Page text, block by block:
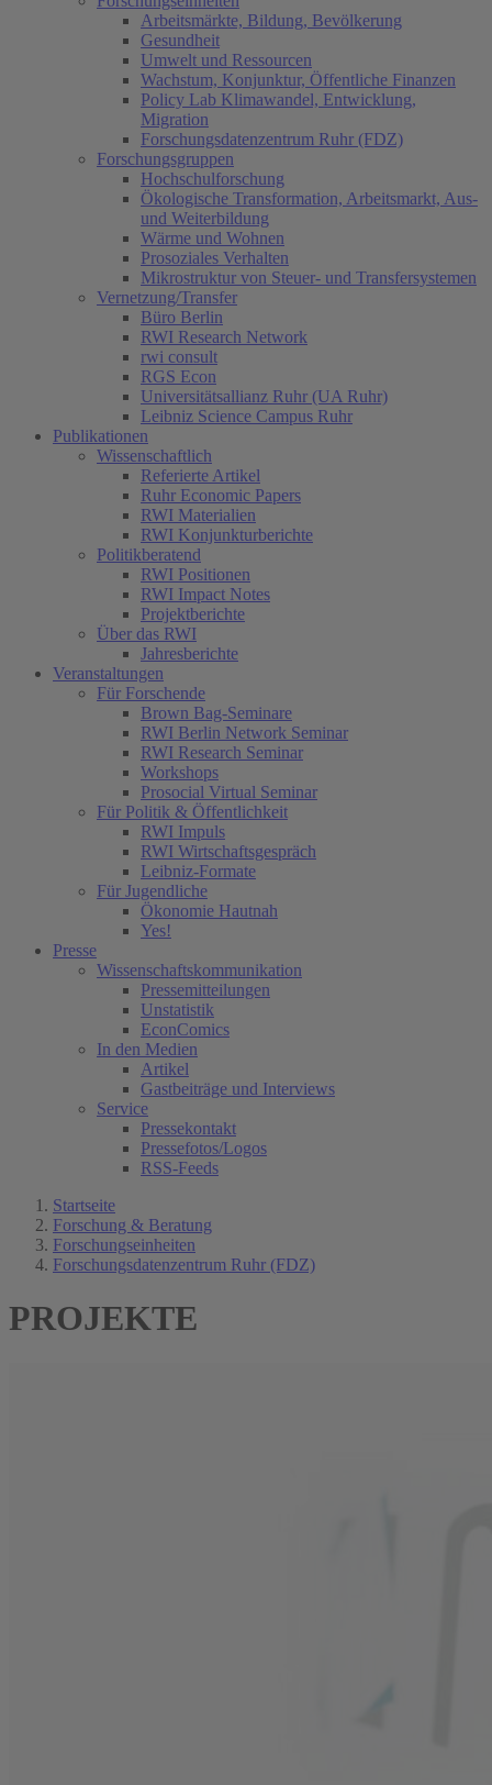
Arbeitsmärkte, Bildung, Bevölkerung
Gesundheit
Umwelt und Ressourcen
Wachstum, Konjunktur, Öffentliche Finanzen
Policy Lab Klimawandel, Entwicklung,
Migration
Forschungsdatenzentrum Ruhr (FDZ)
Forschungsgruppen
Hochschulforschung
Ökologische Transformation, Arbeitsmarkt, Aus-
und Weiterbildung
Wärme und Wohnen
Prosoziales Verhalten
Mikrostruktur von Steuer- und Transfersystemen
Vernetzung/Transfer
Büro Berlin
RWI Research Network
rwi consult
RGS Econ
Universitätsallianz Ruhr (UA Ruhr)
Leibniz Science Campus Ruhr
Publikationen
Wissenschaftlich
Referierte Artikel
Ruhr Economic Papers
RWI Materialien
RWI Konjunkturberichte
Politikberatend
RWI Positionen
RWI Impact Notes
Projektberichte
Über das RWI
Jahresberichte
Veranstaltungen
Für Forschende
Brown Bag-Seminare
RWI Berlin Network Seminar
RWI Research Seminar
Workshops
Prosocial Virtual Seminar
Für Politik & Öffentlichkeit
RWI Impuls
RWI Wirtschaftsgespräch
Leibniz-Formate
Für Jugendliche
Ökonomie Hautnah
Yes!
Presse
Wissenschaftskommunikation
Pressemitteilungen
Unstatistik
EconComics
In den Medien
Artikel
Gastbeiträge und Interviews
Service
Pressekontakt
Pressefotos/Logos
RSS-Feeds
Startseite
Forschung & Beratung
Forschungseinheiten
Forschungsdatenzentrum Ruhr (FDZ)
PROJEKTE